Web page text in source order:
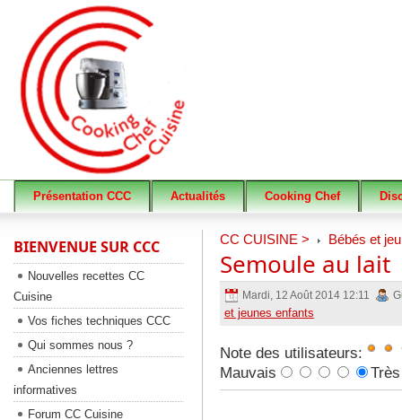
Présentation CCC Actualités Cooking Chef
CC CUISINE > Bébés et
Semoule au lait
Mardi, 12 Août 2014 12:11
et jeunes enfants
Note des utilisateurs:
Mauvais
BIENVENUE SUR CCC
Nouvelles recettes CC
Cuisine
Vos fiches techniques CCC
Qui sommes nous ?
Anciennes lettres
informatives
Forum CC Cuisine